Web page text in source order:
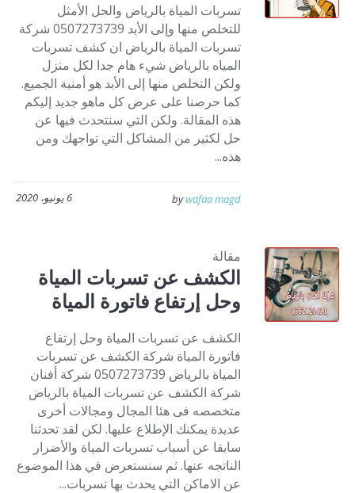
تسربات المياة بالرياض والحل الأمثل
للتخلص منها وإلى الأبد 0507273739 شركة
تسربات المياة بالرياض ان كشف تسربات
المياه بالرياض شيء هام جدا لكل منزل
ولكن التخلص منها إلى الأبد هو أمنية الجميع.
كما حرصنا على عرض كل ماهو جديد إليكم
هذه المقالة. ولكن التي سنتحدث فيها عن
حل لكثير من المشاكل التي تواجهك ومن
هذه...
6 يونيو، 2020 bywafaa magd
مقالة
الكشف عن تسربات المياة
وحل إرتفاع فاتورة المياة
الكشف عن تسربات المياة وحل إرتفاع
فاتورة المياة شركة الكشف عن تسربات
المياة بالرياض 0507273739 شركة أفنان
شركة الكشف عن تسربات المياة بالرياض
متخصصه فى هئا المجال ومجالات أخرى
عديدة يمكنك الإطلاع عليها. لكن لقد تحدثنا
سابقا عن أسباب تسربات المياة والأضرار
الناتجه عنها. ثم سنستعرض في هذا الموضوع
عن الاماكن التي يحدث بها تسربات...